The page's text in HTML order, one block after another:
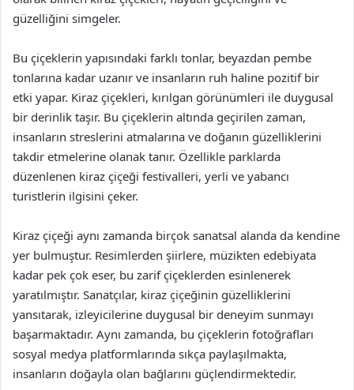
güzelliğini simgeler.
Bu çiçeklerin yapısındaki farklı tonlar, beyazdan pembe
tonlarına kadar uzanır ve insanların ruh haline pozitif bir
etki yapar. Kiraz çiçekleri, kırılgan görünümleri ile duygusal
bir derinlik taşır. Bu çiçeklerin altında geçirilen zaman,
insanların streslerini atmalarına ve doğanın güzelliklerini
takdir etmelerine olanak tanır. Özellikle parklarda
düzenlenen kiraz çiçeği festivalleri, yerli ve yabancı
turistlerin ilgisini çeker.
Kiraz çiçeği aynı zamanda birçok sanatsal alanda da kendine
yer bulmuştur. Resimlerden şiirlere, müzikten edebiyata
kadar pek çok eser, bu zarif çiçeklerden esinlenerek
yaratılmıştır. Sanatçılar, kiraz çiçeğinin güzelliklerini
yansıtarak, izleyicilerine duygusal bir deneyim sunmayı
başarmaktadır. Aynı zamanda, bu çiçeklerin fotoğrafları
sosyal medya platformlarında sıkça paylaşılmakta,
insanların doğayla olan bağlarını güçlendirmektedir.